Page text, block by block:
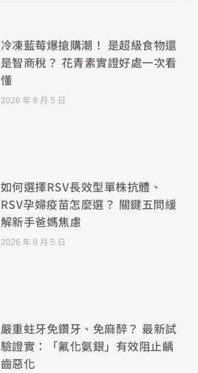
冷凍藍莓爆搶購潮！ 是超級食物還
是智商稅？ 花青素實證好處一次看
懂
2026 年 8 月 5 日
如何選擇RSV長效型單株抗體、
RSV孕婦疫苗怎麼選？ 關鍵五問緩
解新手爸媽焦慮
2026 年 8 月 5 日
嚴重蛀牙免鑽牙、免麻醉？ 最新試
驗證實：「氟化氨銀」有效阻止齲
齒惡化